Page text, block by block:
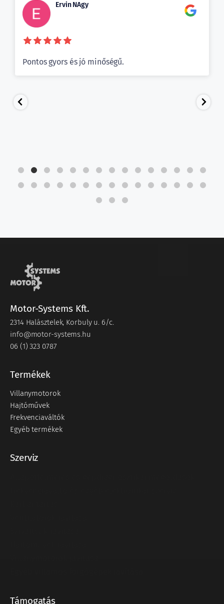
Ervin NAgy
Pontos gyors és jó minőségű.
Motor-Systems Kft.
2314 Halásztelek, Korbuly u. 6/c.
info@motor-systems.hu
06 (1) 323 0787
Termékek
Villanymotorok
Hajtóművek
Frekvenciaváltók
Egyéb termékek
Szerviz
Támogatás